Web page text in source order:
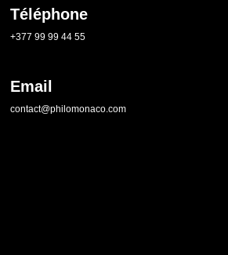
Téléphone
+377 99 99 44 55
Email
contact@philomonaco.com